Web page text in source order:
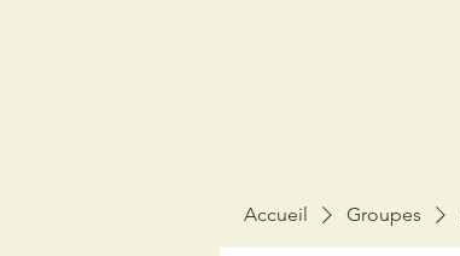
Accueil Groupes